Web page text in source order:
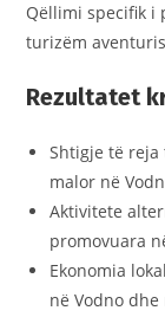
Qëllimi specifik i
turizëm
Rezultatet
Shtigje të
malor në
Aktivitete
promovuara
Ekonomia
në Vodno